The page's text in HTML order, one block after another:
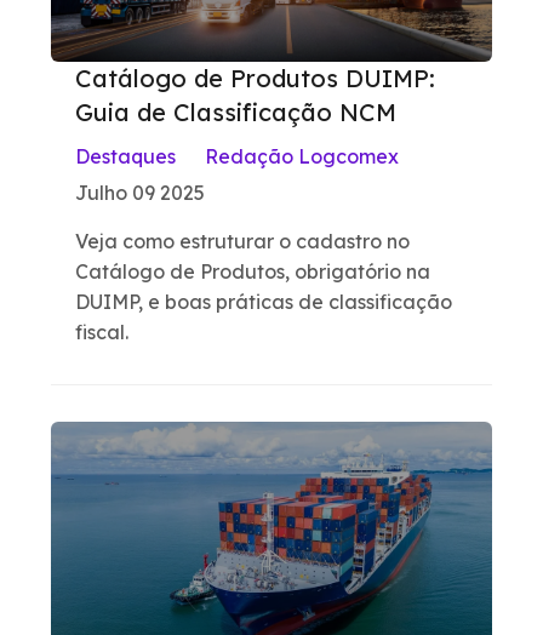
Catálogo de Produtos DUIMP:
Guia de Classificação NCM
Destaques
Redação Logcomex
Julho 09 2025
Veja como estruturar o cadastro no
Catálogo de Produtos, obrigatório na
DUIMP, e boas práticas de classificação
fiscal.